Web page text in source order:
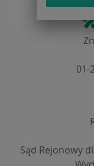
Kontakt
01-
Sąd Rejonowy